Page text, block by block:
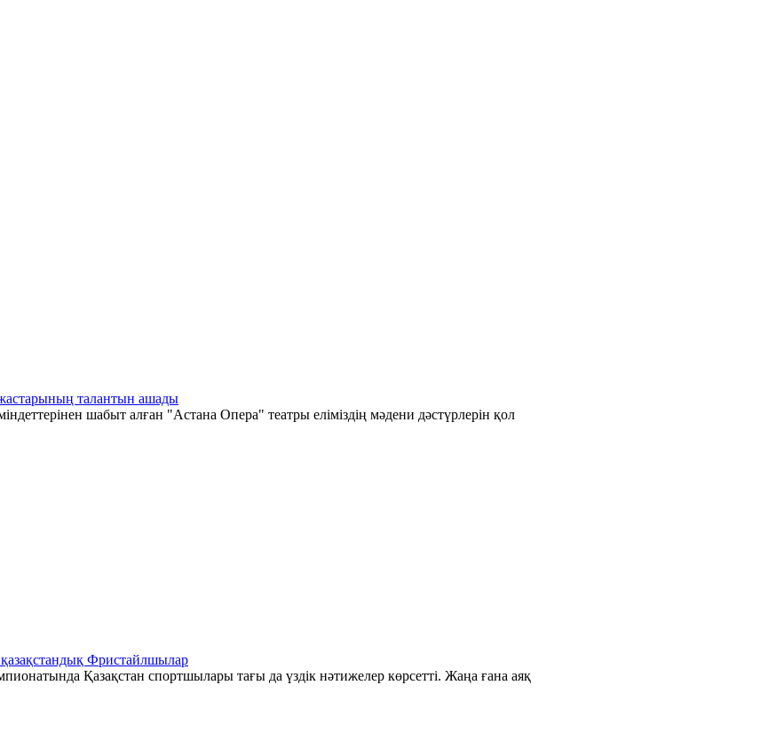
талантын ашады
шабыт алған "Астана Опера" театры еліміздің мәдени дәстүрлерін қол
Фристайлшылар
Қазақстан спортшылары тағы да үздік нәтижелер көрсетті. Жаңа ғана аяқ